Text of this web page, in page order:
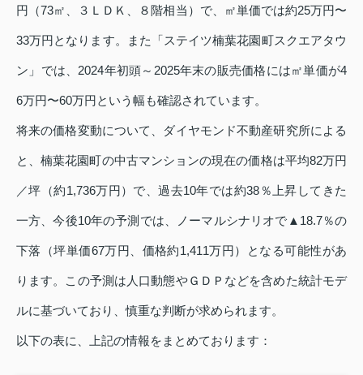
円（73㎡、３ＬＤＫ、８階相当）で、㎡単価では約25万円〜
33万円となります。また「ステイツ楠葉花園町スクエアタウ
ン」では、2024年初頭～2025年末の販売価格には㎡単価が4
6万円〜60万円という幅も確認されています。
将来の価格変動について、ダイヤモンド不動産研究所による
と、楠葉花園町の中古マンションの現在の価格は平均82万円
／坪（約1,736万円）で、過去10年では約38％上昇してきた
一方、今後10年の予測では、ノーマルシナリオで▲18.7％の
下落（坪単価67万円、価格約1,411万円）となる可能性があ
ります。この予測は人口動態やＧＤＰなどを含めた統計モデ
ルに基づいており、慎重な判断が求められます。
以下の表に、上記の情報をまとめております：